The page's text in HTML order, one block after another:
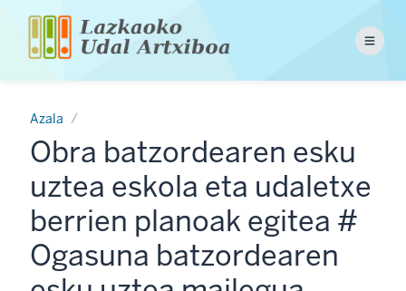
main
Menu
Azala
Obra batzordearen esku
uztea eskola eta udaletxe
berrien planoak egitea #
Ogasuna batzordearen